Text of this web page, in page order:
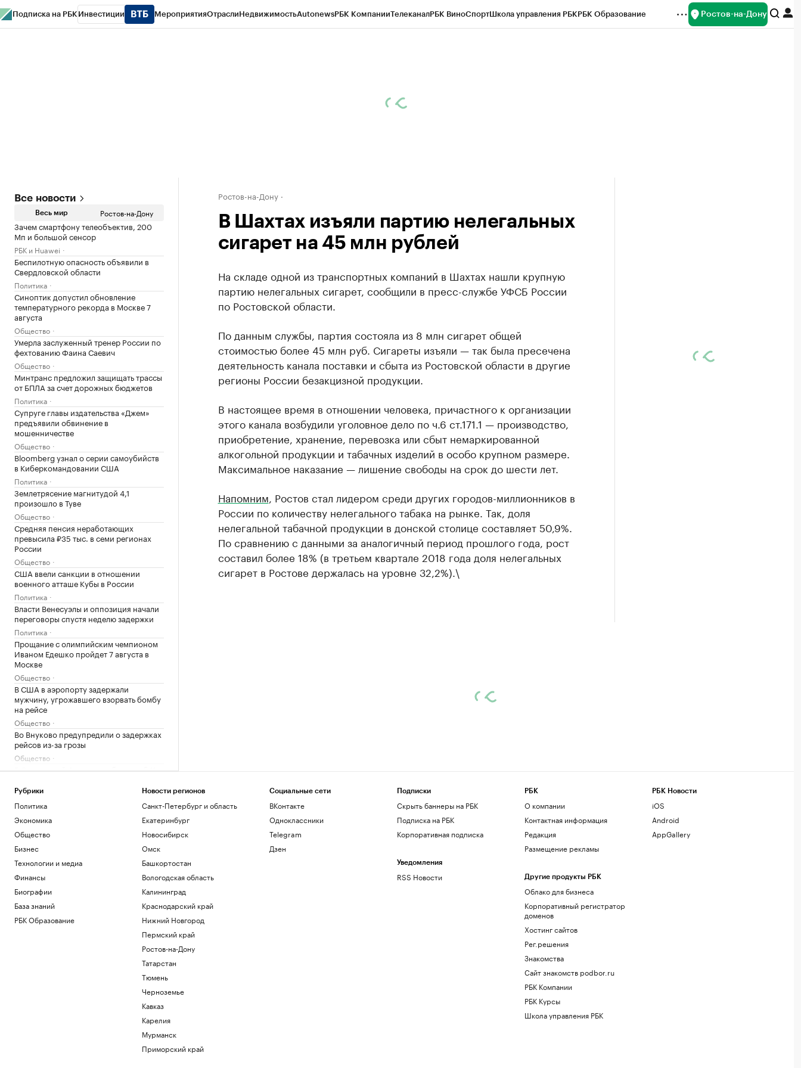
Подписка на РБК Инвестиции МероприятияОтраслиНедвижимостьAutonewsРБК КомпанииТелеканалРБК ВиноСпортШкола управления РБКРБК Образование Ростов-на-Дону
Все новости
Весь мир Ростов-на-Дону
Зачем смартфону телеобъектив, 200
Мп и большой сенсор
РБК и Huawei
Беспилотную опасность объявили в
Свердловской области
Политика
Синоптик допустил обновление
температурного рекорда в Москве 7
августа
Общество
Умерла заслуженный тренер России по
фехтованию Фаина Саевич
Общество
Минтранс предложил защищать трассы
от БПЛА за счет дорожных бюджетов
Политика
Супруге главы издательства «Джем»
предъявили обвинение в
мошенничестве
Общество
Bloomberg узнал о серии самоубийств
в Киберкомандовании США
Политика
Землетрясение магнитудой 4,1
произошло в Туве
Общество
Средняя пенсия неработающих
превысила ₽35 тыс. в семи регионах
России
Общество
США ввели санкции в отношении
военного атташе Кубы в России
Политика
Власти Венесуэлы и оппозиция начали
переговоры спустя неделю задержки
Политика
Прощание с олимпийским чемпионом
Иваном Едешко пройдет 7 августа в
Москве
Общество
В США в аэропорту задержали
мужчину, угрожавшего взорвать бомбу
на рейсе
Общество
Во Внуково предупредили о задержках
рейсов из-за грозы
Общество
В Саудовской Аравии сообщили об 11
Политика
В Турции заявили, что Европа
происхождение газа
Политика
Трамп заявил, что США «тоже
нуждаются» в ракетах для Patriot
Политика
крупнейшие финансовые компании
США
Новая категория
Ростов-на-Дону
В Шахтах изъяли партию нелегальных
сигарет на 45 млн рублей
На складе одной из транспортных компаний в Шахтах нашли крупную
партию нелегальных сигарет, сообщили в пресс-службе УФСБ России
по Ростовской области.
По данным службы, партия состояла из 8 млн сигарет общей
стоимостью более 45 млн руб. Сигареты изъяли — так была пресечена
деятельность канала поставки и сбыта из Ростовской области в другие
регионы России безакцизной продукции.
В настоящее время в отношении человека, причастного к организации
этого канала возбудили уголовное дело по ч.6 ст.171.1 — производство,
приобретение, хранение, перевозка или сбыт немаркированной
алкогольной продукции и табачных изделий в особо крупном размере.
Максимальное наказание — лишение свободы на срок до шести лет.
Напомним , Ростов стал лидером среди других городов-миллионников в
России по количеству нелегального табака на рынке. Так, доля
нелегальной табачной продукции в донской столице составляет 50,9%.
По сравнению с данными за аналогичный период прошлого года, рост
составил более 18% (в третьем квартале 2018 года доля нелегальных
сигарет в Ростове держалась на уровне 32,2%).\
Рубрики
Политика
Экономика
Общество
Бизнес
Технологии и медиа
Финансы
Биографии
База знаний
РБК Образование
Новости регионов
Санкт-Петербург и область
Екатеринбург
Новосибирск
Омск
Башкортостан
Вологодская область
Калининград
Краснодарский край
Нижний Новгород
Пермский край
Ростов-на-Дону
Татарстан
Тюмень
Черноземье
Кавказ
Карелия
Мурманск
Приморский край
Социальные сети
ВКонтакте
Одноклассники
Telegram
Дзен
Подписки
Скрыть баннеры на РБК
Подписка на РБК
Корпоративная подписка
Уведомления
RSS Новости
РБК
О компании
Контактная информация
Редакция
Размещение рекламы
Другие продукты РБК
Облако для бизнеса
Корпоративный регистратор
доменов
Хостинг сайтов
Рег.решения
Знакомства
Сайт знакомств podbor.ru
РБК Компании
РБК Курсы
Школа управления РБК
РБК Новости
iOS
Android
AppGallery